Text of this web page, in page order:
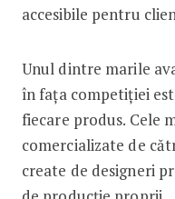
accesibile pentru
Unul dintre marile
în fața competiției
fiecare produs. Cele
comercializate de
create de designeri